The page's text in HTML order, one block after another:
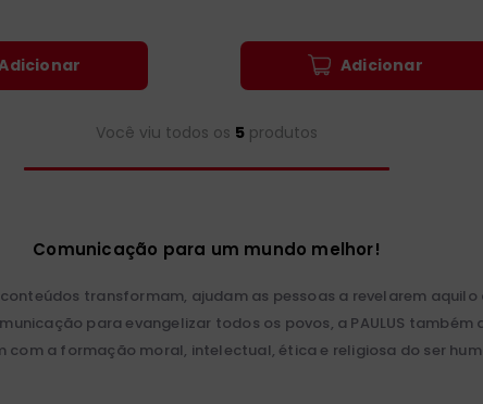
Adicionar
Você viu todos os 5 produtos
Comunicação para um mundo melhor!
conteúdos transformam, ajudam as pessoas a revelarem aquilo
para evangelizar todos os povos, a PAULUS
com a formação moral, intelectual, ética e religiosa do ser